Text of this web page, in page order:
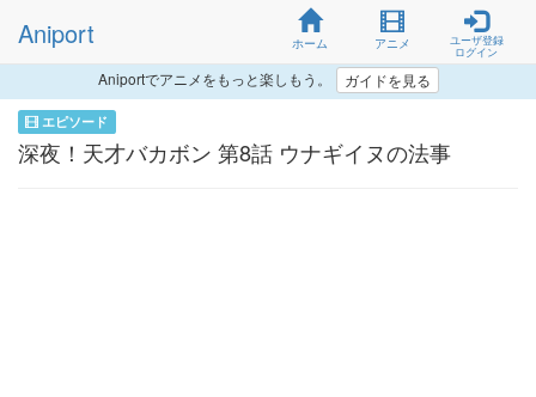
Aniport ホーム アニメ
ユーザ登録
ログイン
Aniportでアニメをもっと楽しもう。 ガイドを見る
エピソード
深夜！天才バカボン 第8話 ウナギイヌの法事